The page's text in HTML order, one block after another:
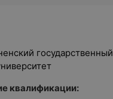
государственный
квалификации: